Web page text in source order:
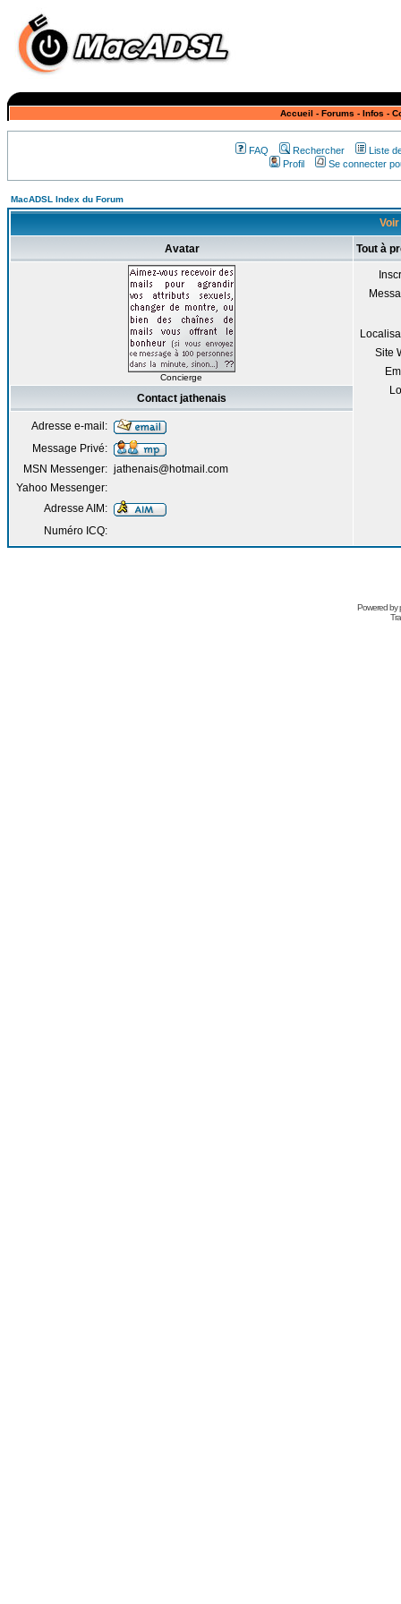
Accueil - Forums - Infos -
FAQ Rechercher
Liste
Profil
Se connecter
MacADSL Index du Forum
Avatar Tout à
Concierge
Site
Contact jathenais
Adresse e-mail:
Message Privé:
MSN Messenger: jathenais@hotmail.com
Yahoo Messenger:
Adresse AIM:
Numéro ICQ:
Powered by